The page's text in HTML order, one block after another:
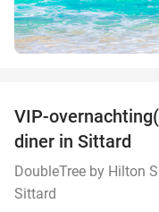
VIP-
diner in Sittard
DoubleTree by Hilton
Sittard